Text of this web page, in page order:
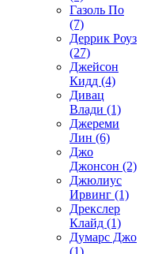
Газоль По
(7)
Деррик Роуз
(27)
Джейсон
Кидд (4)
Дивац
Влади (1)
Джереми
Лин (6)
Джо
Джонсон (2)
Джюлиус
Ирвинг (1)
Дрекслер
Клайд (1)
Думарс Джо
(1)